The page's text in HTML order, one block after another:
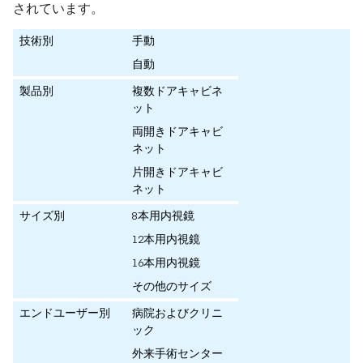
されています。
技術別
手動
自動
製品別
複数ドアキャビネ
ット
両開きドアキャビ
ネット
片開きドアキャビ
ネット
サイズ別
8本用内視鏡
12本用内視鏡
16本用内視鏡
その他のサイズ
エンドユーザー別
病院およびクリニ
ック
外来手術センター